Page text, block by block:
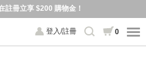
註冊立享 $200 購物金！
登入/註冊 0